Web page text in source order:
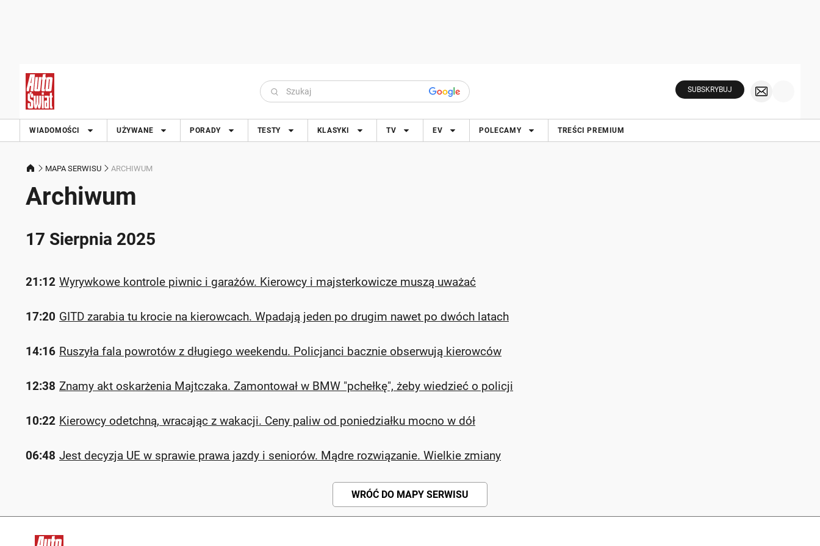
SUBSKRYBUJ
WIADOMOŚCI UŻYWANE PORADY TESTY KLASYKI TV EV POLECAMY TREŚCI PREMIUM
MAPA SERWISU ARCHIWUM
Archiwum
17 Sierpnia 2025
21:12 Wyrywkowe kontrole piwnic i garażów. Kierowcy i majsterkowicze muszą uważać
17:20 GITD zarabia tu krocie na kierowcach. Wpadają jeden po drugim nawet po dwóch latach
14:16 Ruszyła fala powrotów z długiego weekendu. Policjanci bacznie obserwują kierowców
12:38 Znamy akt oskarżenia Majtczaka. Zamontował w BMW "pchełkę", żeby wiedzieć o policji
10:22 Kierowcy odetchną, wracając z wakacji. Ceny paliw od poniedziałku mocno w dół
06:48 Jest decyzja UE w sprawie prawa jazdy i seniorów. Mądre rozwiązanie. Wielkie zmiany
WRÓĆ DO MAPY SERWISU